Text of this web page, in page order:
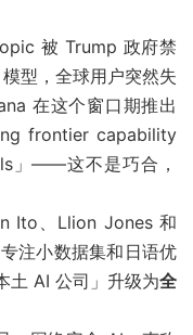
被 Trump 政府禁
型，全球用户突然失
在这个窗口期推出
frontier capability
」——这不是巧合，
Ito、Llion Jones 和
注小数据集和日语优
土 AI 公司」升级为全